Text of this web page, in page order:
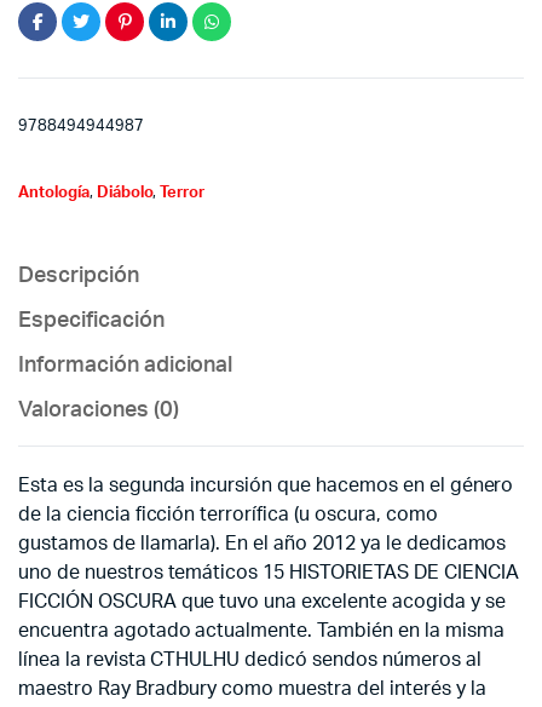
9788494944987
Antología, Diábolo, Terror
Descripción
Especificación
Información adicional
Valoraciones (0)
Esta es la segunda incursión que hacemos en el género
de la ciencia ficción terrorífica (u oscura, como
gustamos de llamarla). En el año 2012 ya le dedicamos
uno de nuestros temáticos 15 HISTORIETAS DE CIENCIA
FICCIÓN OSCURA que tuvo una excelente acogida y se
encuentra agotado actualmente. También en la misma
línea la revista CTHULHU dedicó sendos números al
maestro Ray Bradbury como muestra del interés y la